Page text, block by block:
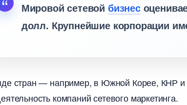
Мировой сетевой изнес
долл. Крупнейшие корпорации
стран — например, в Южной Корее, КНР и
компаний сетевого маркетинга.